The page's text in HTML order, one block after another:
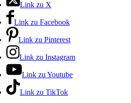
Link zu X
Link zu Facebook
Link zu Pinterest
Link zu Instagram
Link zu Youtube
Link zu TikTok